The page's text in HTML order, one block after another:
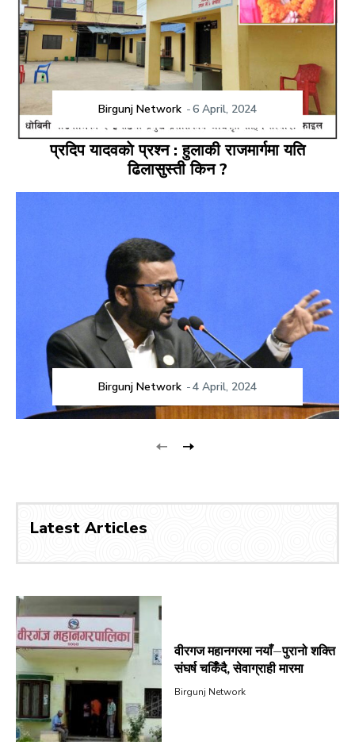
Birgunj Network -6 April, 2024
प्रदिप यादवकाे प्रश्न : हुलाकी राजमार्गमा यति
ढिलासुस्ती किन ?
Birgunj Network -4 April, 2024
Latest Articles
वीरगज महानगरमा नयाँ–पुरानो शक्ति
संघर्ष चर्किँदै, सेवाग्राही मारमा
Birgunj Network